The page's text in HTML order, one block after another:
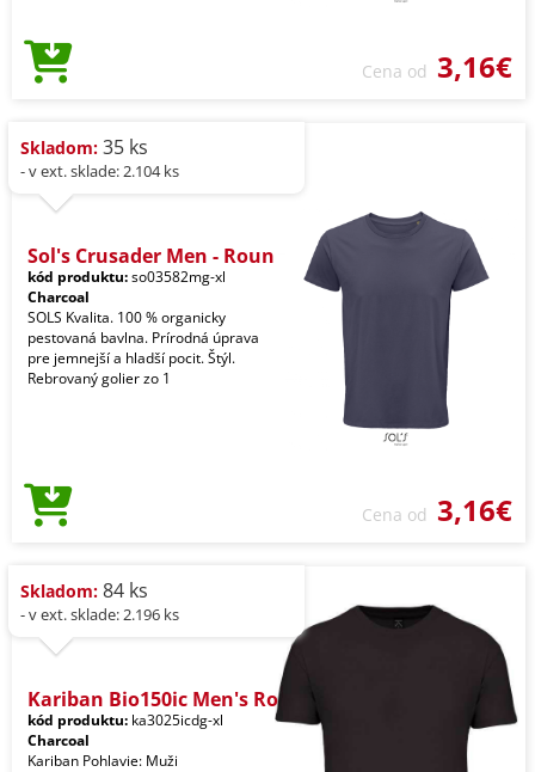
Cena od 3,16€
Skladom: 35 ks
- v ext. sklade: 2.104 ks
Sol's Crusader Men - Roun
kód produktu:so03582mg-xl
Charcoal
SOLS Kvalita. 100 % organicky
pestovaná bavlna. Prírodná úprava
pre jemnejší a hladší pocit. Štýl.
Rebrovaný golier zo 1
Cena od 3,16€
Skladom: 84 ks
- v ext. sklade: 2.196 ks
Kariban Bio150ic Men's Ro
kód produktu: ka3025icdg-xl
Charcoal
Kariban Pohlavie: Muži